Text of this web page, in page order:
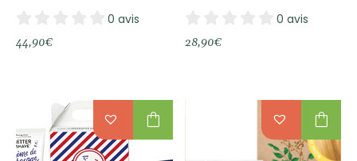
0 avis
44,90€
0 avis
28,90€
shopping_bag shopping_bag